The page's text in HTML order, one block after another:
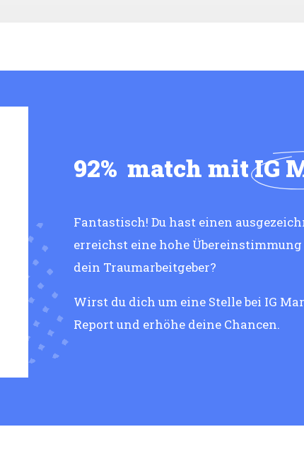
92% match mitIG
Fantastisch! Du hast einen
erreichst eine hohe
dein Traumarbeitgeber?
Wirst du dich um eine Stelle bei IG
Report und erhöhe deine Chancen.